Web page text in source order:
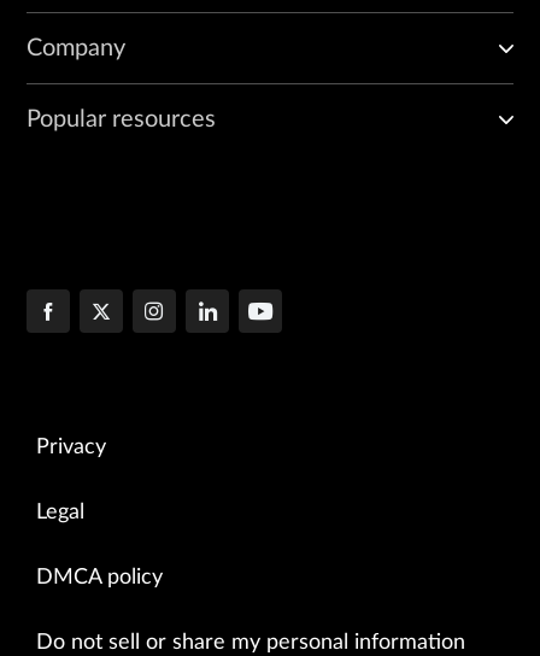
Company
Popular resources
Privacy
Legal
DMCA policy
Do not sell or share my personal information